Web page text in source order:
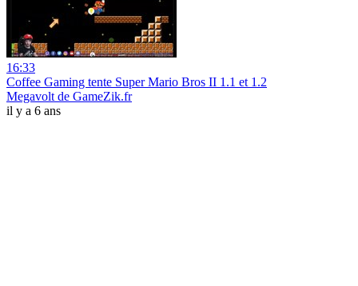
16:33
Coffee Gaming tente Super Mario Bros II 1.1 et 1.2
Megavolt de GameZik.fr
il y a 6 ans